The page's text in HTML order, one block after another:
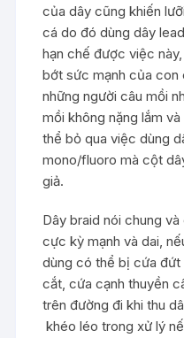
của dây cũng khiến
cá do đó dùng dây
hạn chế được việc
bớt sức mạnh của con
những người câu mồi
mồi không nặng lắm
thể bỏ qua việc dùng
mono/fluoro mà cột
giả.
Dây braid nói chung
cực kỳ mạnh và dai,
dùng có thể bị cứa đứt
cắt, cứa cạnh thuyền
trên đường đi khi thu
khéo léo trong xử lý